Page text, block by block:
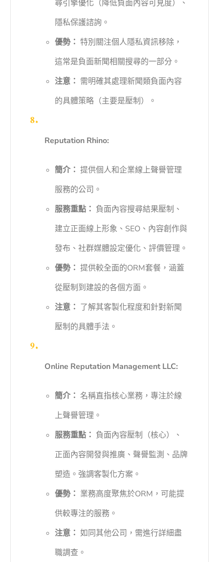
尋引擎優化（降低負面內容可見度）、
隱私保護諮詢。
優勢： 特別關注個人隱私資訊移除，
這常是負面新聞相關搜尋的一部分。
注意： 需明確其處理新聞類負面內容
的具體策略（主要是壓制）。
Reputation Rhino:
簡介： 提供個人和企業線上聲譽管理
服務的公司。
服務重點： 負面內容搜尋結果壓制、
建立正面線上形象、SEO、內容創作與
發布、社群媒體設定優化、評價管理。
優勢： 提供較全面的ORM套餐，涵蓋
從壓制到建設的各個方面。
注意： 了解其客製化程度和針對新聞
壓制的具體手法。
Online Reputation Management LLC:
簡介： 名稱直指核心業務，專注於線
上聲譽管理。
服務重點： 負面內容壓制（核心）、
正面內容開發與推廣、聲譽監測、品牌
塑造。強調客製化方案。
優勢： 業務高度聚焦於ORM，可能提
供較專注的服務。
注意： 如同其他公司，需進行詳細盡
職調查。